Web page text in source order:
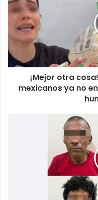
cosa!
Venezolana
pide
a
los
mexicanos
ya
enviar
¡Mejor otra
mexicanos ya no